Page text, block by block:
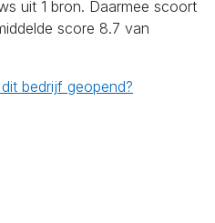
uit 1 bron. Daarmee scoort
score 8.7 van
bedrijf geopend?